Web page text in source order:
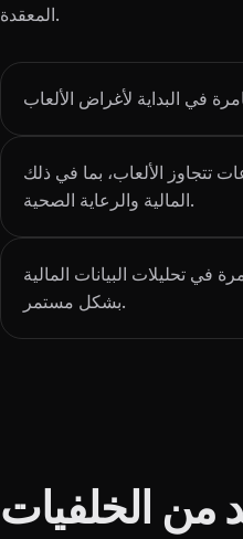
المعقدة.
تتجاوز الألعاب، بما في ذلك
المالية والرعاية الصحية.
في تحليلات البيانات المالية
بشكل مستمر.
من الخلفيات